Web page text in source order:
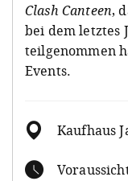
Clash Canteen,
bei dem letztes
teilgenommen
Events.
Kaufhaus